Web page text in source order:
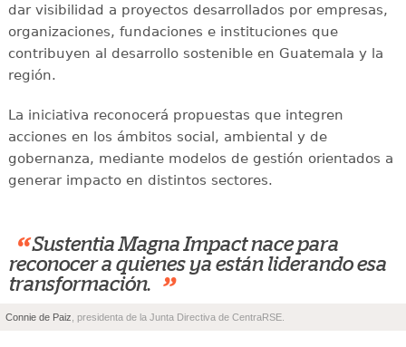
dar visibilidad a proyectos desarrollados por empresas,
organizaciones, fundaciones e instituciones que
contribuyen al desarrollo sostenible en Guatemala y la
región.
La iniciativa reconocerá propuestas que integren
acciones en los ámbitos social, ambiental y de
gobernanza, mediante modelos de gestión orientados a
generar impacto en distintos sectores.
“ Sustentia Magna Impact nace para
reconocer a quienes ya están liderando esa
transformación.
”
Connie de Paiz , presidenta de la Junta Directiva de CentraRSE.